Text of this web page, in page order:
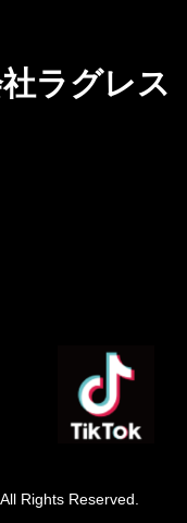
ラグレス
Rights Reserved.